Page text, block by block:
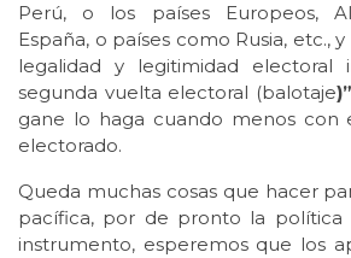
Perú, o los países Europeos,
España, o países como Rusia, etc.,
legalidad y legitimidad electoral
segunda vuelta electoral (balotaje)”
gane lo haga cuando menos con
electorado.
Queda muchas cosas que hacer
pacífica, por de pronto la política
instrumento, esperemos que los